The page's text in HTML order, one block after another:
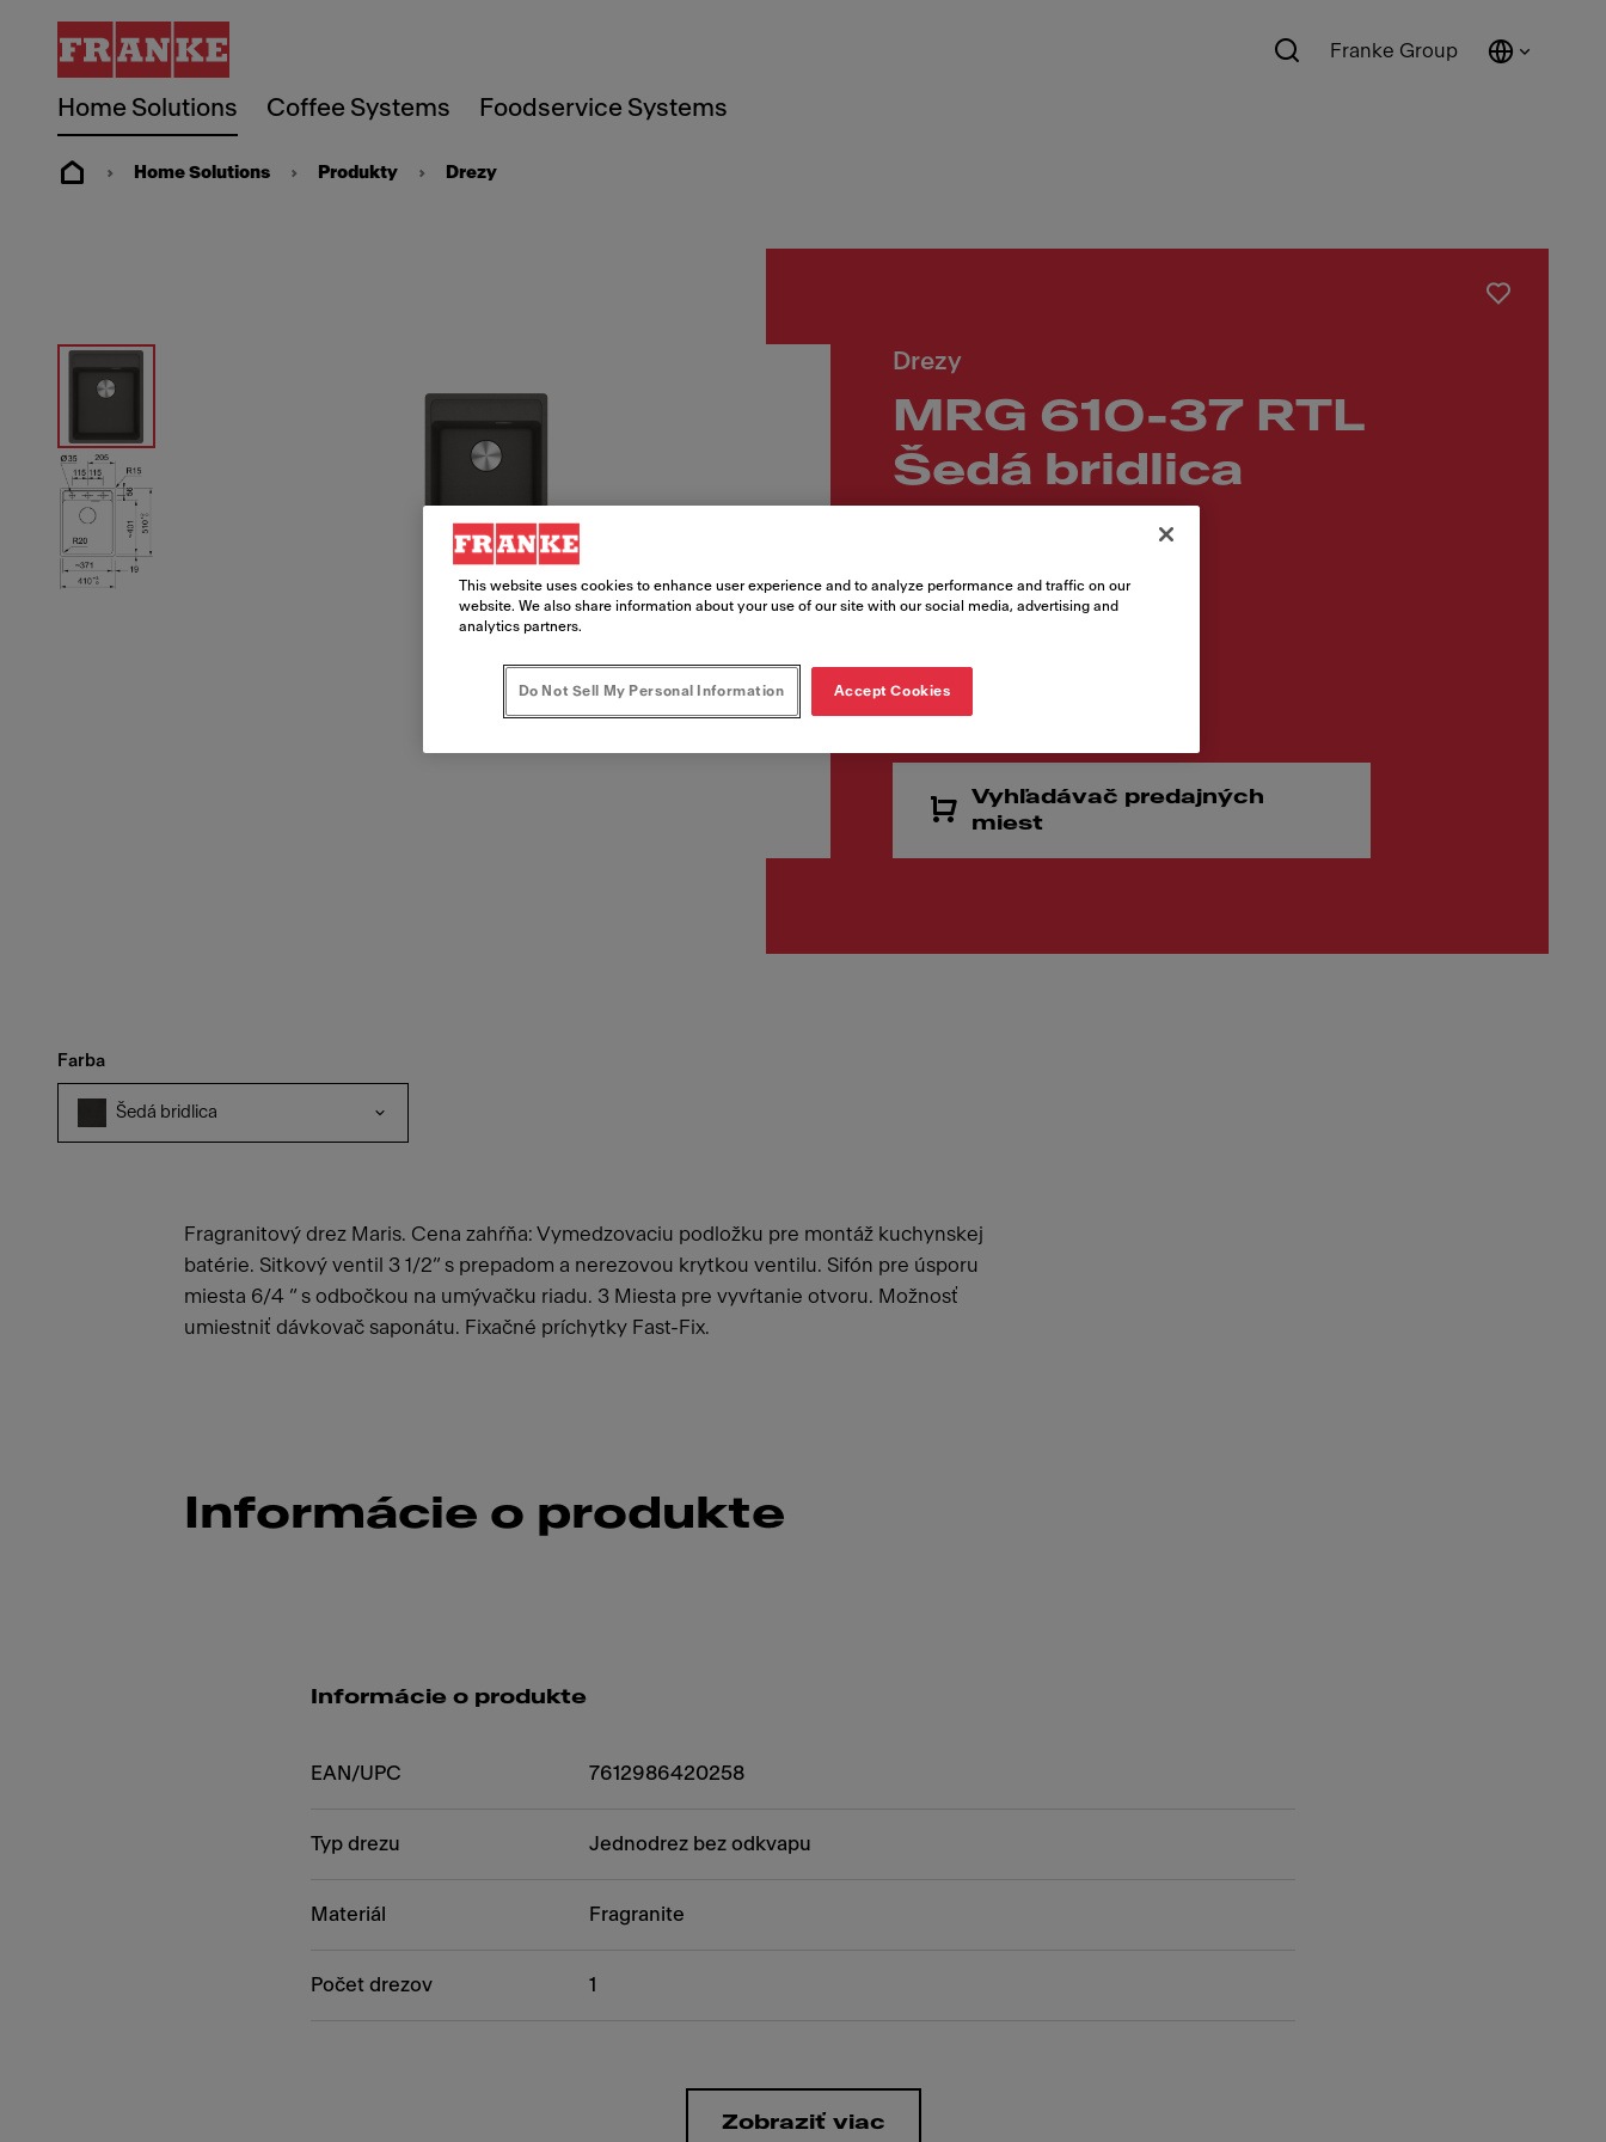
Home Solutions Coffee Systems Foodservice Systems
Franke Group
Home Solutions Produkty Drezy
Drezy
MRG 610-37 RTL
Šedá bridlica
265,00 €
Vyhľadávač predajných
miest
Farba
Šedá bridlica
Fragranitový drez Maris. Cena zahŕňa: Vymedzovaciu podložku pre montáž kuchynskej
batérie. Sitkový ventil 3 1/2“ s prepadom a nerezovou krytkou ventilu. Sifón pre úsporu
miesta 6/4 “ s odbočkou na umývačku riadu. 3 Miesta pre vyvŕtanie otvoru. Možnosť
umiestniť dávkovač saponátu. Fixačné príchytky Fast-Fix.
Informácie o produkte
Informácie o produkte
EAN/UPC 7612986420258
Typ drezu Jednodrez bez odkvapu
Materiál Fragranite
Počet drezov 1
Zobraziť viac
This website uses cookies to enhance user experience and to analyze performance and traffic on our
website. We also share information about your use of our site with our social media, advertising and
analytics partners.
Do Not Sell My Personal Information Accept Cookies